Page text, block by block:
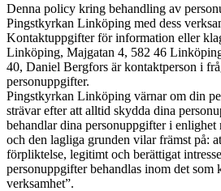
Denna policy kring behandling av
Pingstkyrkan Linköping med dess
Kontaktuppgifter för information eller
Linköping, Majgatan 4, 582 46
40, Daniel Bergfors är kontaktperson i
personuppgifter.
Pingstkyrkan Linköping värnar om din
strävar efter att alltid skydda dina
behandlar dina personuppgifter i
och den lagliga grunden vilar främst på:
förpliktelse, legitimt och berättigat
personuppgifter behandlas inom det som
verksamhet”.